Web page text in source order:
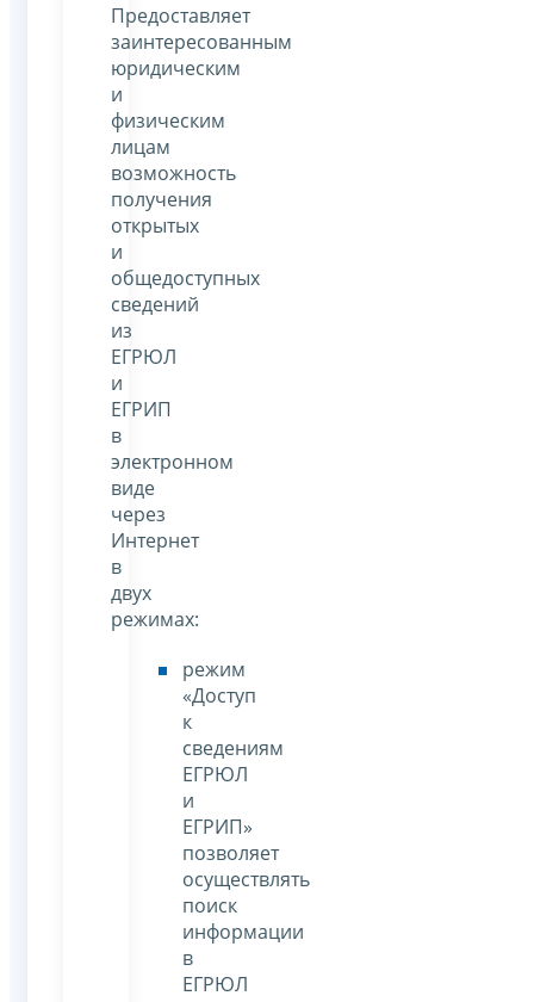
Предоставляет
заинтересованным
юридическим
и
физическим
лицам
возможность
получения
открытых
и
общедоступных
сведений
из
ЕГРЮЛ
и
ЕГРИП
в
электронном
виде
через
Интернет
в
двух
режимах:
режим
«Доступ
к
сведениям
ЕГРЮЛ
и
ЕГРИП»
позволяет
осуществлять
поиск
информации
в
ЕГРЮЛ